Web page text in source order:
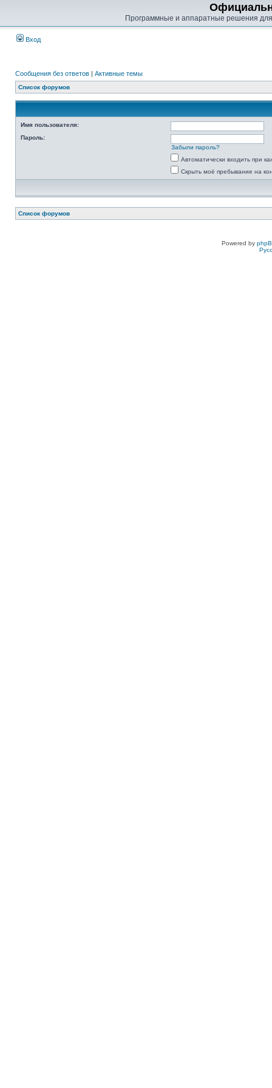
Программные и аппаратные решения
Вход
Сообщения без ответов | Активные темы
Список форумов
Имя пользователя:
Пароль:
Забыли пароль?
Автоматически входить при
Скрыть моё пребывание на
Список форумов
Powered by